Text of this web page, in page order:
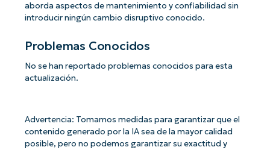
aborda aspectos de mantenimiento y confiabilidad sin
introducir ningún cambio disruptivo conocido.
Problemas Conocidos
No se han reportado problemas conocidos para esta
actualización.
Advertencia: Tomamos medidas para garantizar que el
contenido generado por la IA sea de la mayor calidad
posible, pero no podemos garantizar su exactitud y